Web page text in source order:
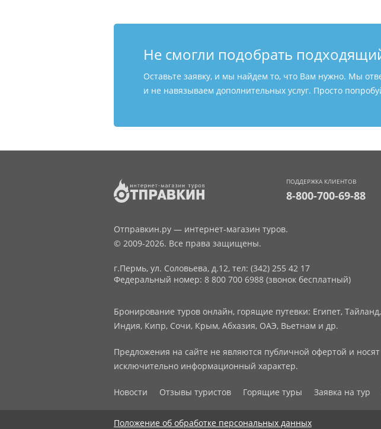
Не смогли подобрать
Оставьте заявку, и мы найдем то, что Вам нужно. Мы
и не навязываем дополнительных услуг. Просто
ПОДДЕРЖКА КЛИЕНТОВ
8-800-700-69-88
Отправкин.ру — интернет-магазин туров.
© 2009-2026. Все права защищены.
г.Пермь, ул. Соловьева, д.12, тел: (342) 255 42 17
Федеральный номер: 8 800 700 6988 (звонок бесплатный)
Бронирование туров онлайн, горящие путевки: Египет,
Индия, Кипр, Сочи, Крым, Абхазия, ОАЭ, Вьетнам и др.
Предложения на сайте не являются публичной офертой и носят
исключительно информационный характер.
Новости Отзывы туристов Горящие туры Заявка на тур
Положение об обработке персональных данных